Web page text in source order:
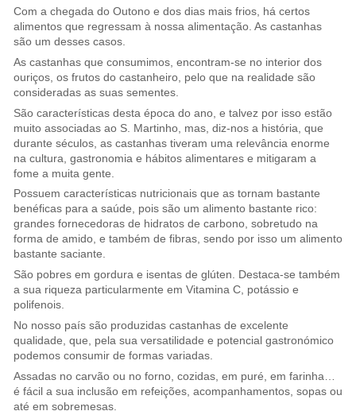
Com a chegada do Outono e dos dias mais frios, há certos
alimentos que regressam à nossa alimentação. As castanhas
são um desses casos.
As castanhas que consumimos, encontram-se no interior dos
ouriços, os frutos do castanheiro, pelo que na realidade são
consideradas as suas sementes.
São características desta época do ano, e talvez por isso estão
muito associadas ao S. Martinho, mas, diz-nos a história, que
durante séculos, as castanhas tiveram uma relevância enorme
na cultura, gastronomia e hábitos alimentares e mitigaram a
fome a muita gente.
Possuem características nutricionais que as tornam bastante
benéficas para a saúde, pois são um alimento bastante rico:
grandes fornecedoras de hidratos de carbono, sobretudo na
forma de amido, e também de fibras, sendo por isso um alimento
bastante saciante.
São pobres em gordura e isentas de glúten. Destaca-se também
a sua riqueza particularmente em Vitamina C, potássio e
polifenois.
No nosso país são produzidas castanhas de excelente
qualidade, que, pela sua versatilidade e potencial gastronómico
podemos consumir de formas variadas.
Assadas no carvão ou no forno, cozidas, em puré, em farinha…
é fácil a sua inclusão em refeições, acompanhamentos, sopas ou
até em sobremesas.